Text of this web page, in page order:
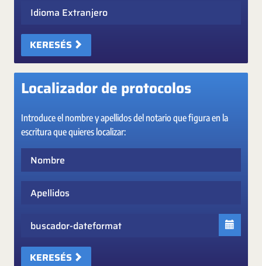
Idioma Extranjero
KERESÉS
Localizador de protocolos
Introduce el nombre y apellidos del notario que figura en la
escritura que quieres localizar:
KERESÉS